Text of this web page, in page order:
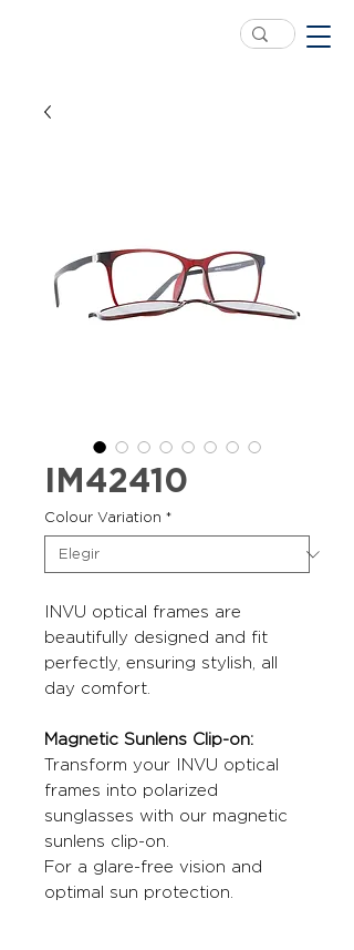
IM42410
Colour Variation *
INVU optical frames are
beautifully designed and fit
perfectly, ensuring stylish, all
day comfort.
Magnetic Sunlens Clip-on:
Transform your INVU optical
frames into polarized
sunglasses with our magnetic
sunlens clip-on.
For a glare-free vision and
optimal sun protection.